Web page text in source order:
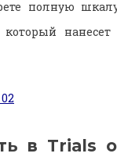
полную
в Trials